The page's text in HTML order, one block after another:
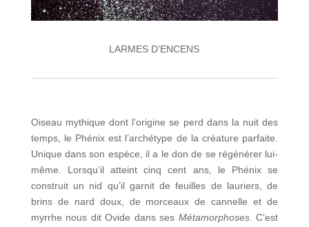
LARMES D’ENCENS
Oiseau mythique dont l’origine se perd dans la nuit des
temps, le Phénix est l’archétype de la créature parfaite.
Unique dans son espèce, il a le don de se régénérer lui-
même. Lorsqu’il atteint cinq cent ans, le Phénix se
construit un nid qu’il garnit de feuilles de lauriers, de
brins de nard doux, de morceaux de cannelle et de
myrrhe nous dit Ovide dans ses Métamorphoses. C’est